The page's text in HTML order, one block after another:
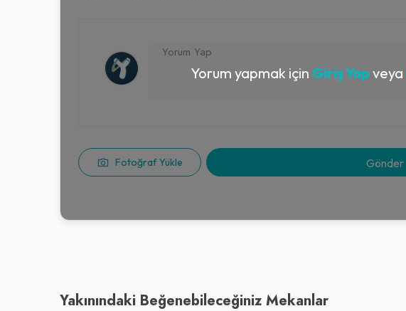
Fotoğraf Yükle
Yorum yapmak için Giriş Yap veya
Yakınındaki Beğenebileceğiniz Mekanlar